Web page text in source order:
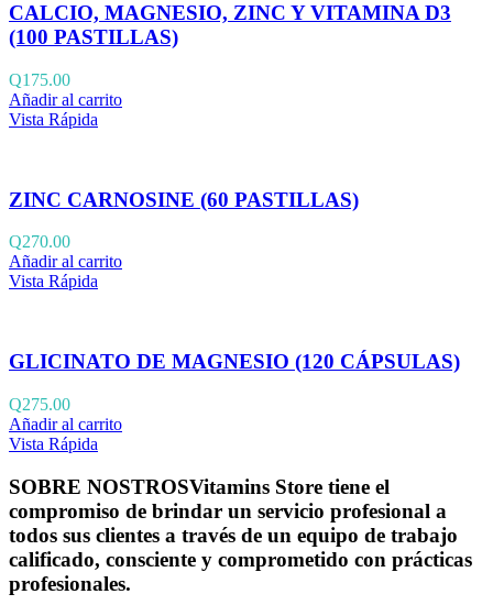
CALCIO, MAGNESIO, ZINC Y VITAMINA D3
(100 PASTILLAS)
Q175.00
Añadir al carrito
Vista Rápida
ZINC CARNOSINE (60 PASTILLAS)
Q270.00
Añadir al carrito
Vista Rápida
GLICINATO DE MAGNESIO (120 CÁPSULAS)
Q275.00
Añadir al carrito
Vista Rápida
SOBRE NOSTROSVitamins Store tiene el
compromiso de brindar un servicio profesional a
todos sus clientes a través de un equipo de trabajo
calificado, consciente y comprometido con prácticas
profesionales.